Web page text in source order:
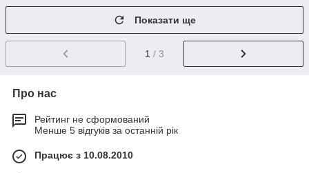
Показати ще
1 / 3
Про нас
Рейтинг не сформований
Менше 5 відгуків за останній рік
Працює з 10.08.2010